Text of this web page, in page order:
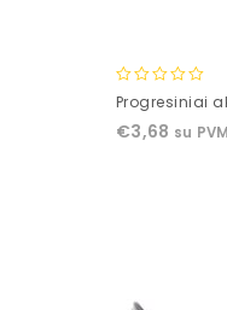
0
of
Progresiniai
€3,68 su PVM